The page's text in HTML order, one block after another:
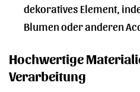
dekoratives Element,
Blumen oder anderen
Hochwertige
Verarbeitung